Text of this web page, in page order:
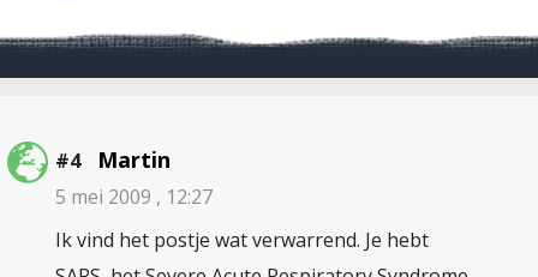
#4 Martin
5 mei 2009 , 12:27
Ik vind het postje wat verwarrend. Je hebt